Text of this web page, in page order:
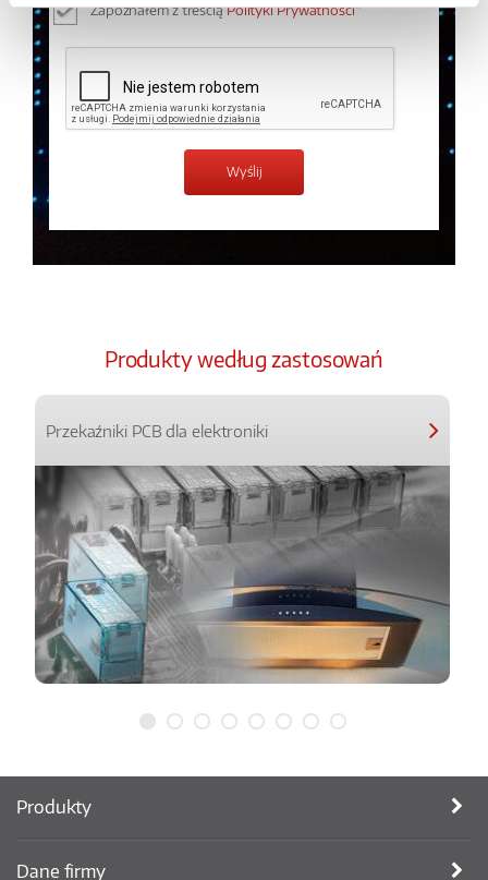
Zapoznałem z treściąPolityki Prywatności*
Produkty według zastosowań
Przekaźniki PCB dla elektroniki
Produkty
Dane firmy